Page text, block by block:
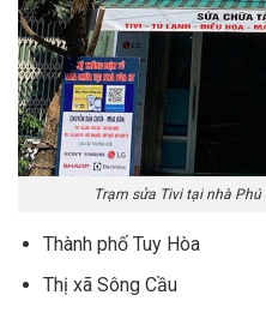
Trạm sửa Tivi tại nhà
Thành phố Tuy Hòa
Thị xã Sông Cầu